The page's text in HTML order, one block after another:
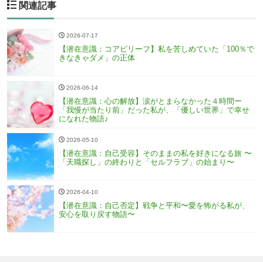
関連記事
2026-07-17
【潜在意識：コアビリーフ】私を苦しめていた「100％で
きなきゃダメ」の正体
2026-06-14
【潜在意識：心の解放】涙がとまらなかった４時間ー
「我慢が当たり前」だった私が、「優しい世界」で幸せ
になれた物語♪
2026-05-10
【潜在意識：自己受容】そのままの私を好きになる旅 〜
「天職探し」の終わりと「セルフラブ」の始まり〜
2026-04-10
【潜在意識：自己否定】戦争と平和〜愛を怖がる私が、
安心を取り戻す物語〜